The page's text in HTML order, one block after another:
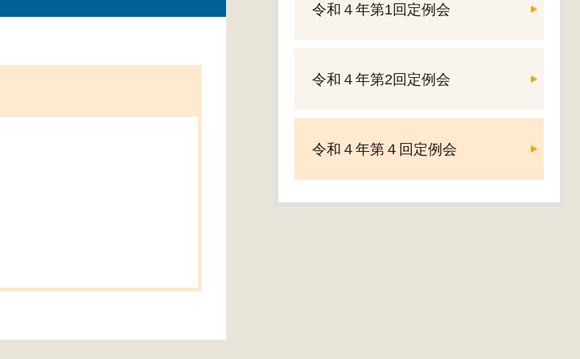
令和４年第1回定例会
令和４年第2回定例会
令和４年第４回定例会